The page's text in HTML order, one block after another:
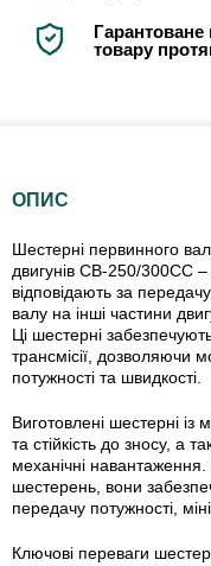
товару
ОПИС
Шестерні первинного
двигунів CB-250/300СС –
відповідають за
валу на інші частини
Ці шестерні
трансмісії, дозволяючи
потужності та швидкості.
Виготовлені шестерні із
та стійкість до зносу, а
механічні навантаження.
шестерень, вони
передачу потужності,
Ключові переваги